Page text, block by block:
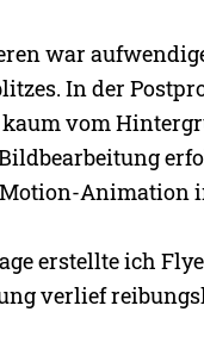
war
In der
vom
Animation
erstellte ich
verlief